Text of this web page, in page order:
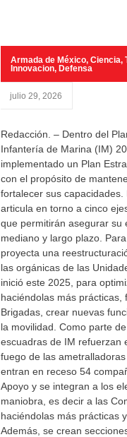
Armada de México, Ciencia,
Innovacion, Defensa
julio 29, 2026
Redacción. – Dentro del
Infantería de Marina (IM)
implementado un Plan
con el propósito de
fortalecer sus capacidades.
articula en torno a cinco
que permitirán asegurar su
mediano y largo plazo.
proyecta una
las orgánicas de las
inició este 2025, para
haciéndolas más prácticas,
Brigadas, crear nuevas
la movilidad. Como parte
escuadras de IM refuerzan
fuego de las ametralladoras
entran en receso 54
Apoyo y se integran a los
maniobra, es decir a las
haciéndolas más prácticas
Además, se crean